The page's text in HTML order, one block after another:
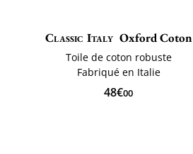
Classic Italy Oxford Coton
Toile de coton robuste
Fabriqué en Italie
48€00